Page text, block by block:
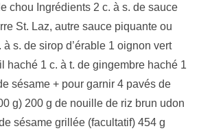
chou Ingrédients 2 c. à s. de sauce
St. Laz, autre sauce piquante ou
s. de sirop d’érable 1 oignon vert
haché 1 c. à t. de gingembre haché 1
sésame + pour garnir 4 pavés de
g) 200 g de nouille de riz brun udon
sésame grillée (facultatif) 454 g